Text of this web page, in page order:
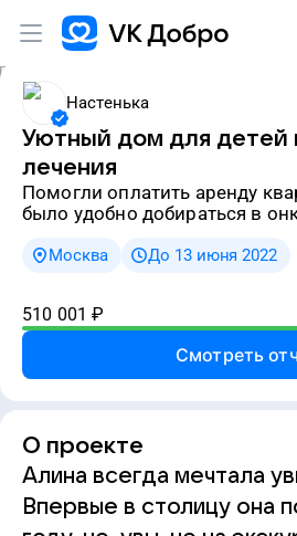
Настенька
Уютный дом для детей
лечения
Помогли оплатить аренду квартир, чтобы детям
было удобно добираться в
Москва До 13 июня 2022
510 001 ₽
Смотреть
О проекте
Алина всегда мечтала
Впервые в столицу она